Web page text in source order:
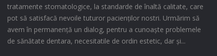
tratamente stomatologice, la standarde de înaltă calitate, care
pot să satisfacă nevoile tuturor pacienților nostri. Urmărim să
avem în permanență un dialog, pentru a cunoaște problemele
de sănătate dentara, necesitatile de ordin estetic, dar și...